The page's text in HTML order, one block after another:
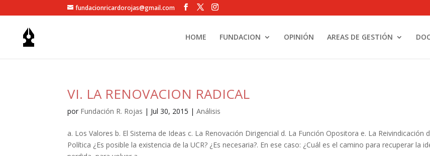
fundacionricardorojas@gmail.com
HOME FUNDACION OPINIÓN AREAS DE GESTIÓN
VI. LA RENOVACION RADICAL
por Fundación R. Rojas | Jul 30, 2015 |Análisis
a. Los Valores b. El Sistema de Ideas c. La Renovación Dirigencial d. La Función Opositora e. La Reivindicación
Política ¿Es posible la existencia de la UCR? ¿Es necesaria?. En ese caso: ¿Cuál es el camino para recuperar la